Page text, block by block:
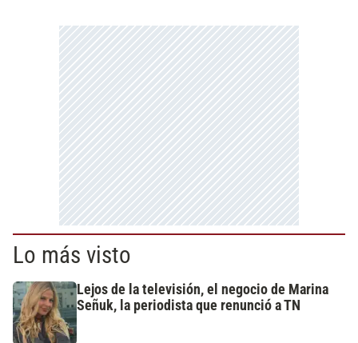
Lo más visto
Lejos de la televisión, el negocio de Marina
Señuk, la periodista que renunció a TN